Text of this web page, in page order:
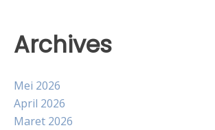
Archives
Mei 2026
April 2026
Maret 2026